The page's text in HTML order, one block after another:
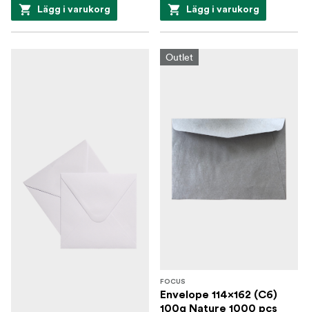
Lägg i varukorg Lägg i varukorg
Outlet
FOCUS
Envelope 114x162 (C6)
100g Nature 1000 pcs